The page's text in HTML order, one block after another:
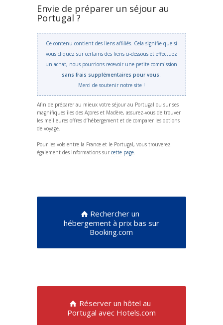
Envie de préparer un séjour au
Portugal ?
Ce contenu contient des liens affiliés. Cela signifie que si
vous cliquez sur certains des liens ci-dessous et effectuez
un achat, nous pourrions recevoir une petite commission
sans frais supplémentaires pour vous.
Merci de soutenir notre site !
Afin de préparer au mieux votre séjour au Portugal ou sur ses
magnifiques îles des Açores et Madère, assurez-vous de trouver
les meilleures offres d’hébergement et de comparer les options
de voyage.
Pour les vols entre la France et le Portugal, vous trouverez
également des informations sur cette page.
Rechercher un
hébergement à prix bas sur
Booking.com
Réserver un hôtel au
Portugal avec Hotels.com